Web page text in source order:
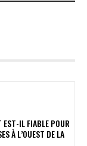
EST-IL FIABLE POUR
À L’OUEST DE LA